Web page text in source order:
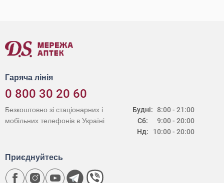
Гаряча лінія
0 800 30 20 60
Будні:
Сб:
Нд:
8:00 - 21:00
9:00 - 20:00
10:00 - 20:00
Безкоштовно зі стаціонарних і
мобільних телефонів в Україні
Приєднуйтесь